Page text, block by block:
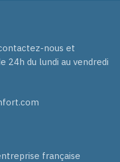
nous et
24h du lundi au vendredi
française